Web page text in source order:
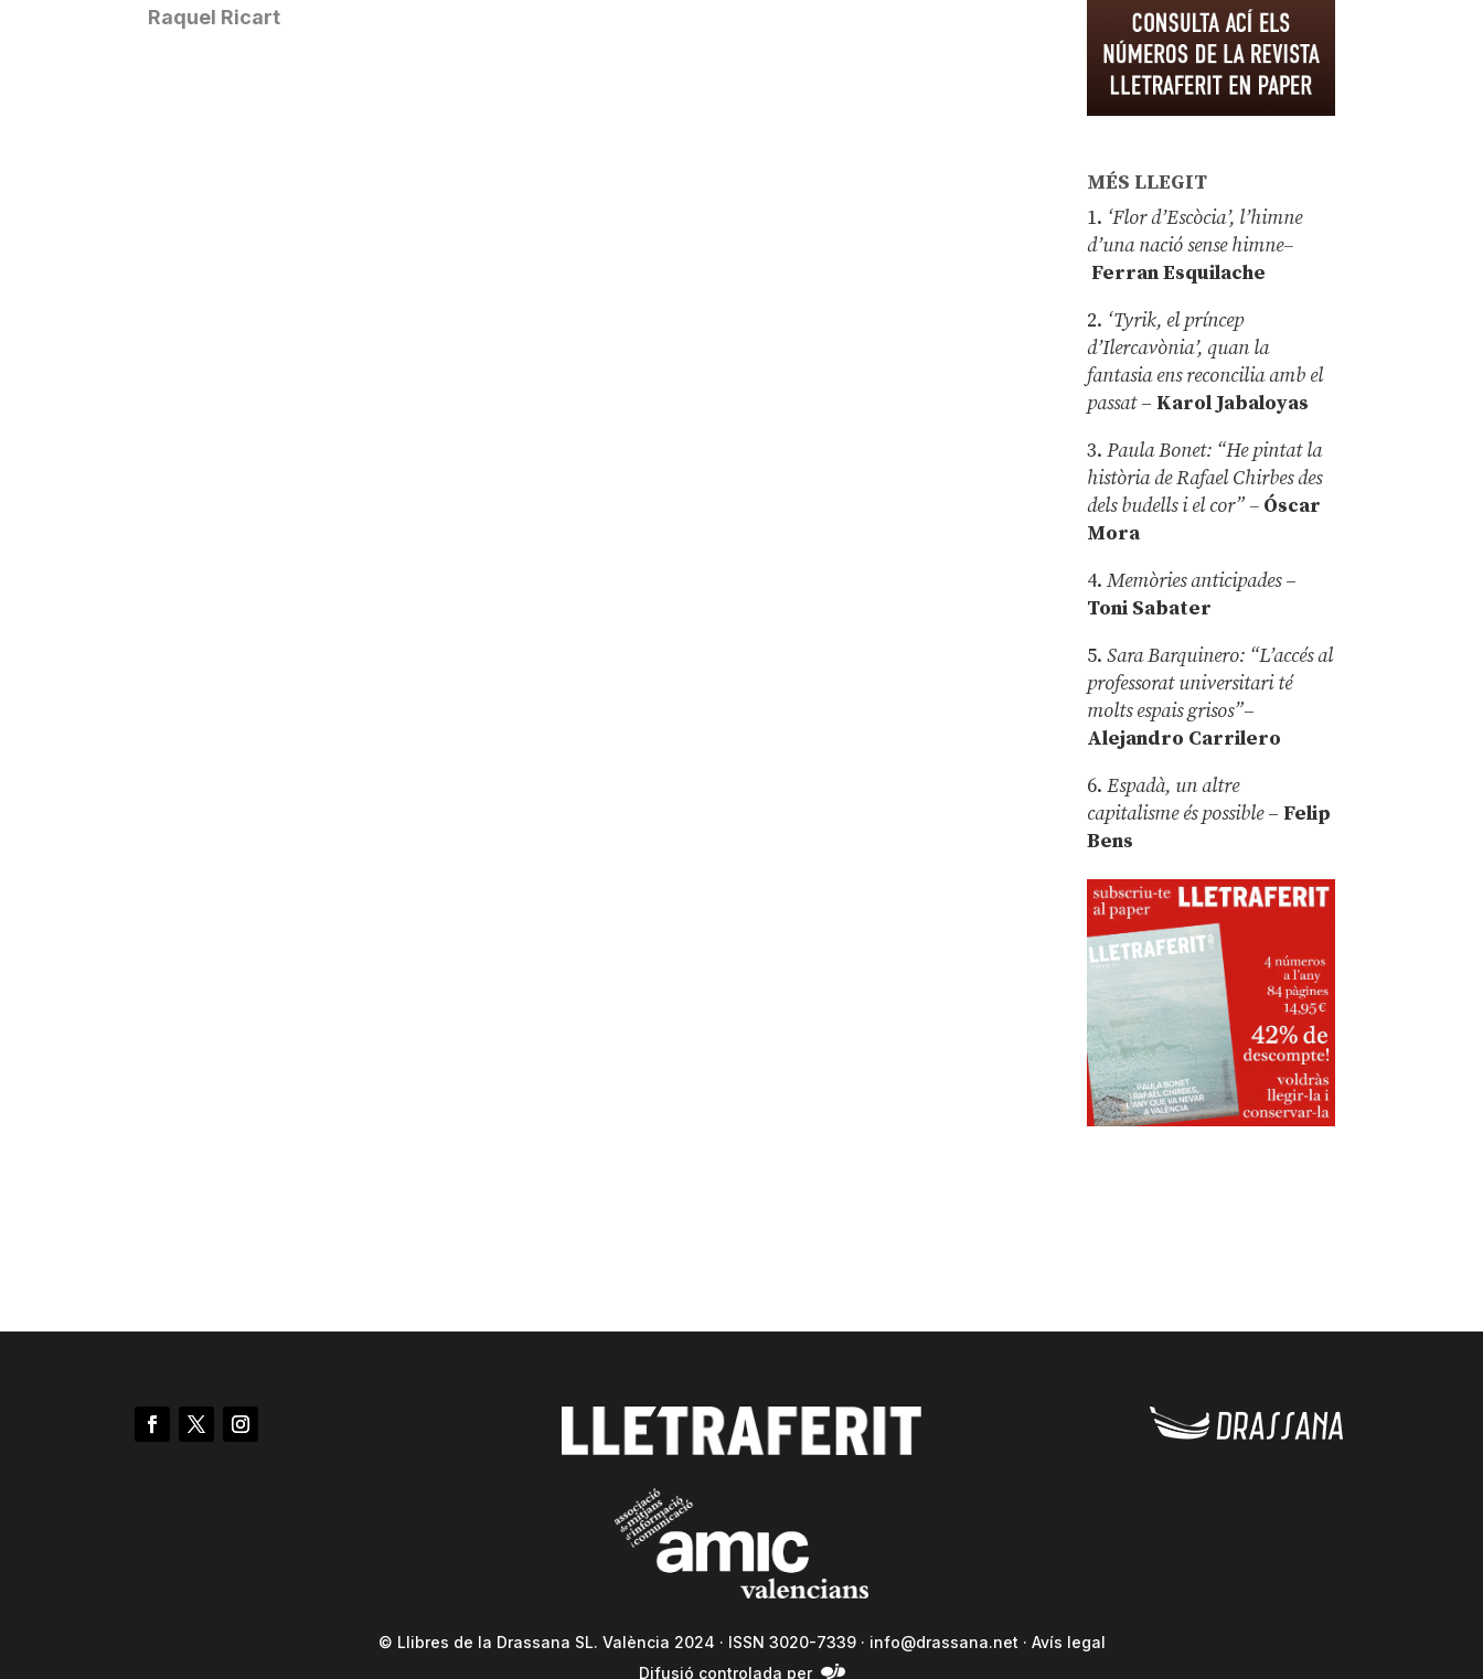
Raquel Ricart
MÉS LLEGIT
1. ‘Flor d’Escòcia’, l’himne
d’una nació sense himne–
Ferran Esquilache
2. ‘Tyrik, el príncep
d’Ilercavònia’, quan la
fantasia ens reconcilia amb el
passat– Karol Jabaloyas
3.Paula Bonet: “He pintat la
història de Rafael Chirbes des
dels budells i el cor” – Óscar
Mora
4.Memòries anticipades–
Toni Sabater
5.Sara Barquinero: “L’accés al
professorat universitari té
molts espais grisos”–
Alejandro Carrilero
6.Espadà, un altre
capitalisme és possible – Felip
Bens
© Llibres de la Drassana SL. València 2024 · ISSN 3020-7339 · info@drassana.net · Avís legal
Difusió controlada per